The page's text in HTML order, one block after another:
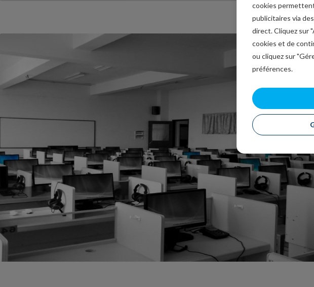
cookies
publicitaires via
direct. Cliquez sur
cookies et de
ou cliquez sur
préférences.